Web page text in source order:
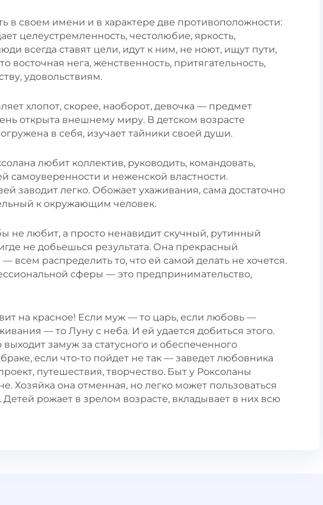
в своем имени и в характере две противоположности:
целеустремленность, честолюбие, яркость,
всегда ставят цели, идут к ним, не ноют, ищут пути,
восточная нега, женственность, притягательность,
удовольствиям.
хлопот, скорее, наоборот, девочка — предмет
открыта внешнему миру. В детском возрасте
в себя, изучает тайники своей души.
любит коллектив, руководить, командовать,
самоуверенности и неженской властности.
заводит легко. Обожает ухаживания, сама достаточно
к окружающим человек.
не любит, а просто ненавидит скучный, рутинный
не добьешься результата. Она прекрасный
всем распределить то, что ей самой делать не хочется.
сферы — это предпринимательство,
на красное! Если муж — то царь, если любовь —
— то Луну с неба. И ей удается добиться этого.
замуж за статусного и обеспеченного
если что-то пойдет не так — заведет любовника
путешествия, творчество. Быт у Роксоланы
Хозяйка она отменная, но легко может пользоваться
Детей рожает в зрелом возрасте, вкладывает в них всю